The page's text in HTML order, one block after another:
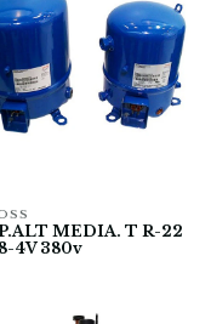
MEDIA. T R-22
4V 380v